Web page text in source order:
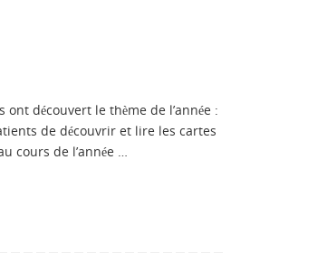
ont découvert le thème de l’année :
de découvrir et lire les cartes
cours de l’année …